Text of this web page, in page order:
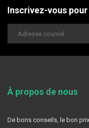
Inscrivez-vous
À propos de nous
De bons conseils, le bon